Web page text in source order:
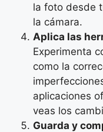
la foto desde
la cámara.
Aplica las
Experimenta
como la
aplicaciones
veas los
Guarda y